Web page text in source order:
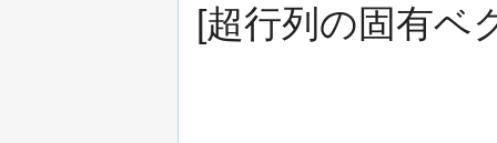
[超行列の固有ベ